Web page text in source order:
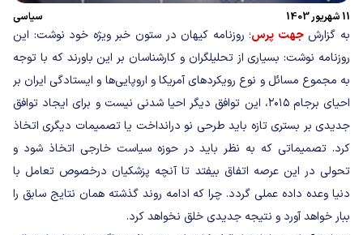
11 شهریور 1403 سیاسی
به گزارشجهت پرس؛ روزنامه کیهان در ستون خبر ویژه خود نوشت: این
روزنامه نوشت: بسیاری از تحلیلگران و کارشناسان بر این باورند که با توجه
به مجموع مسائل و نوع رویکردهای آمریکا و اروپایی‌ها و ایستادگی ایران بر
احیای برجام ۲۰۱۵، این توافق دیگر احیا شدنی نیست و برای ایجاد توافق
جدیدی بر بستری تازه باید طرحی نو درانداخت یا تصمیمات دیگری اتخاذ
کرد. تصمیماتی که به نظر باید در حوزه سیاست خارجی اتخاذ شود و
تحولی در این عرصه اتفاق بیفتد تا آنچه پزشکیان درخصوص تعامل با
دنیا وعده داده عملی گردد. چرا که ادامه روند گذشته همان نتایج سابق را
ببار خواهد آورد و نتیجه جدیدی خلق نخواهد کرد.